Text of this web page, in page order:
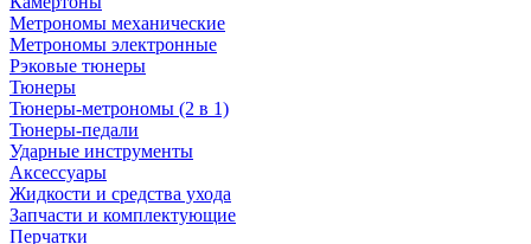
Метрономы механические
Метрономы электронные
Рэковые тюнеры
Тюнеры
Тюнеры-метрономы (2 в 1)
Тюнеры-педали
Ударные инструменты
Аксессуары
Жидкости и средства ухода
Запчасти и комплектующие
Перчатки